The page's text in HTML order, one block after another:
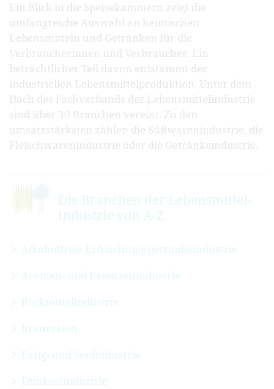
Ein Blick in die Speisekammern zeigt die
umfangreiche Auswahl an heimischen
Lebensmitteln und Getränken für die
Verbraucherinnen und Verbraucher. Ein
beträchtlicher Teil davon entstammt der
industriellen Lebensmittelproduktion. Unter dem
Dach des Fachverbands der Lebensmittelindustrie
sind über 30 Branchen vereint. Zu den
umsatzstärksten zählen die Süßwarenindustrie, die
Fleischwarenindustrie oder die Getränkeindustrie.
Die Branchen der Lebensmittel­
industrie von A-Z
Alkoholfreie Erfrischungsgetränkeindustrie
Aromen- und Essenzenindustrie
Backmittelindustrie
Brauereien
Essig- und Senfindustrie
Feinkostindustrie